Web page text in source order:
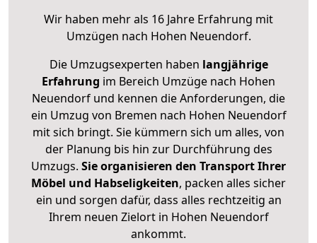
Wir haben mehr als 16 Jahre Erfahrung mit
Umzügen nach Hohen Neuendorf.
Die Umzugsexperten haben langjährige
Erfahrung im Bereich Umzüge nach Hohen
Neuendorf und kennen die Anforderungen, die
ein Umzug von Bremen nach Hohen Neuendorf
mit sich bringt. Sie kümmern sich um alles, von
der Planung bis hin zur Durchführung des
Umzugs. Sie organisieren den Transport Ihrer
Möbel und Habseligkeiten, packen alles sicher
ein und sorgen dafür, dass alles rechtzeitig an
Ihrem neuen Zielort in Hohen Neuendorf
ankommt.